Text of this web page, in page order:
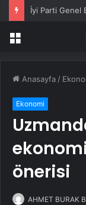
Menü
Anasayfa /
Ekonomi
önerisi
AHMET BURAK